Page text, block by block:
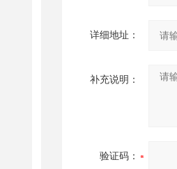
详细地址：
补充说明：
验证码：